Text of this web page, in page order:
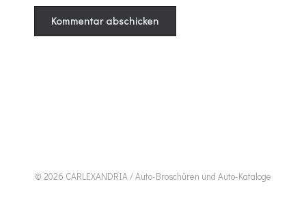
© 2026 CARLEXANDRIA / Auto-Broschüren und Auto-Kataloge